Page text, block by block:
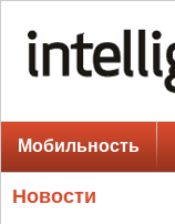
Мобильность
Новости